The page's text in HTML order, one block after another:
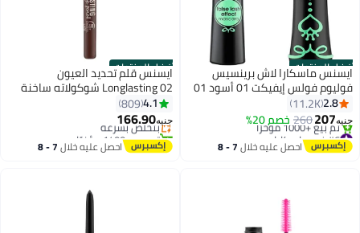
أفضل المنتجات
8
ايسنس ماسكارا لاش برينسيس
فوليوم فولس إيفيكت 01 أسود 01
أسود
2.8
11.2K
جنيه207
260 خصم 20%
#6 في ماسكارا
توصيل مجاني
تم بيع +1000 مؤخرًا
احصل عليه خلال 7 - 8
أفضل المنتجات
ايسنس قلم تحديد العيون
Longlasting 02 شوكولاته ساخنة
4.1
809
جنيه166.90
#4 في محدد العيون
توصيل مجاني
بتخلّص بسرعة
تم بيع +1400 مؤخرًا
#4 في محدد العيون احصل عليه خلال 7 - 8